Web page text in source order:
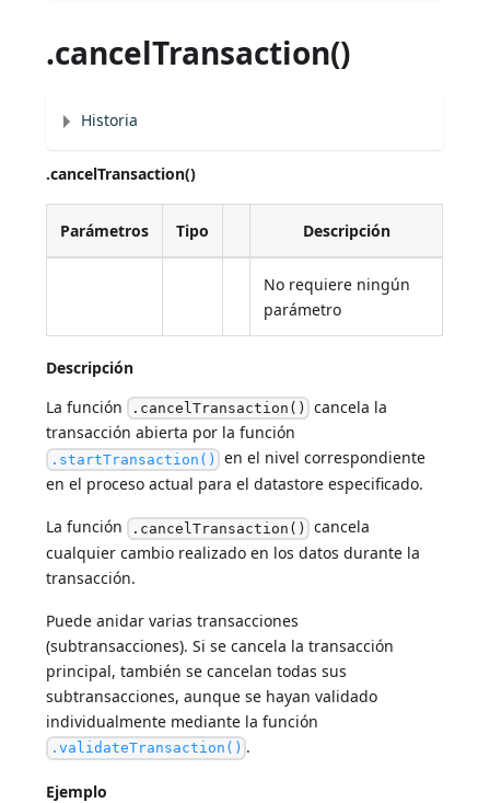
.cancelTransaction()
Historia
.cancelTransaction()
Parámetros Tipo Descripción
No requiere ningún
parámetro
Descripción
La función .cancelTransaction() cancela la
transacción abierta por la función
.startTransaction() en el nivel correspondiente
en el proceso actual para el datastore especificado.
La función .cancelTransaction() cancela
cualquier cambio realizado en los datos durante la
transacción.
Puede anidar varias transacciones
(subtransacciones). Si se cancela la transacción
principal, también se cancelan todas sus
subtransacciones, aunque se hayan validado
individualmente mediante la función
.validateTransaction() .
Ejemplo